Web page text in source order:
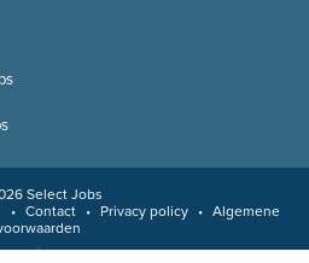
Select Jobs
• Contact • Privacy policy •
Algemene